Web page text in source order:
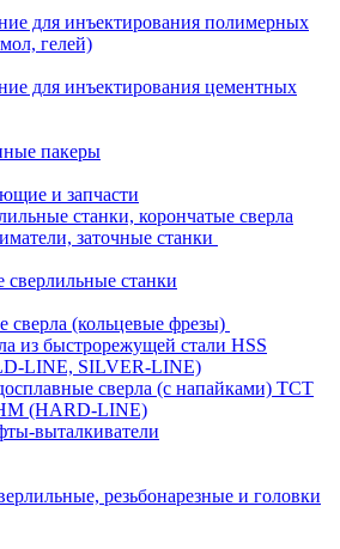
для инъектирования полимерных
гелей)
для инъектирования цементных
пакеры
и запчасти
станки, корончатые сверла
заточные станки
станки
сверла (кольцевые фрезы)
из быстрорежущей стали HSS
LINE, SILVER-LINE)
сверла (с напайками) ТСТ
(HARD-LINE)
выталкиватели
резьбонарезные и головки